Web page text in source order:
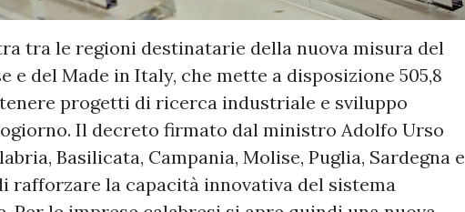
tra le regioni destinatarie della nuova misura del
e del Made in Italy, che mette a disposizione 505,8
progetti di ricerca industriale e sviluppo
Il decreto firmato dal ministro Adolfo Urso
Basilicata, Campania, Molise, Puglia, Sardegna e
rafforzare la capacità innovativa del sistema